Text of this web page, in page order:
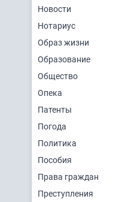
Новости
Нотариус
Образ жизни
Образование
Общество
Опека
Патенты
Погода
Политика
Пособия
Права граждан
Преступления